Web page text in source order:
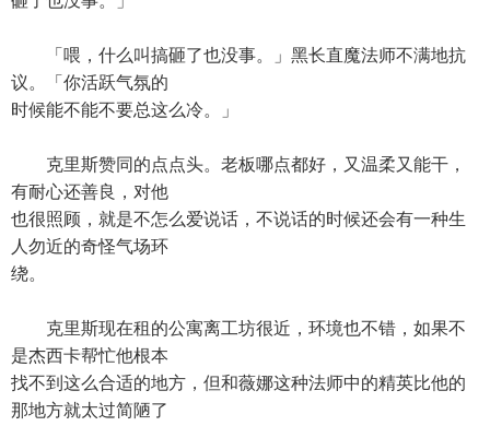
「喂，什么叫搞砸了也没事。」黑长直魔法师不满地抗
议。「你活跃气氛的
时候能不能不要总这么冷。」
克里斯赞同的点点头。老板哪点都好，又温柔又能干，
有耐心还善良，对他
也很照顾，就是不怎么爱说话，不说话的时候还会有一种生
人勿近的奇怪气场环
绕。
克里斯现在租的公寓离工坊很近，环境也不错，如果不
是杰西卡帮忙他根本
找不到这么合适的地方，但和薇娜这种法师中的精英比他的
那地方就太过简陋了